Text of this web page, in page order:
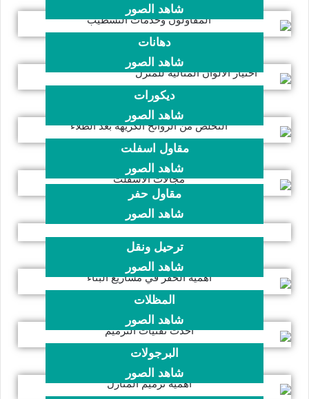
شاهد الصور
دهانات
شاهد الصور
ديكورات
شاهد الصور
مقاول اسفلت
شاهد الصور
مقاول حفر
شاهد الصور
ترحيل ونقل
شاهد الصور
المظلات
شاهد الصور
البرجولات
شاهد الصور